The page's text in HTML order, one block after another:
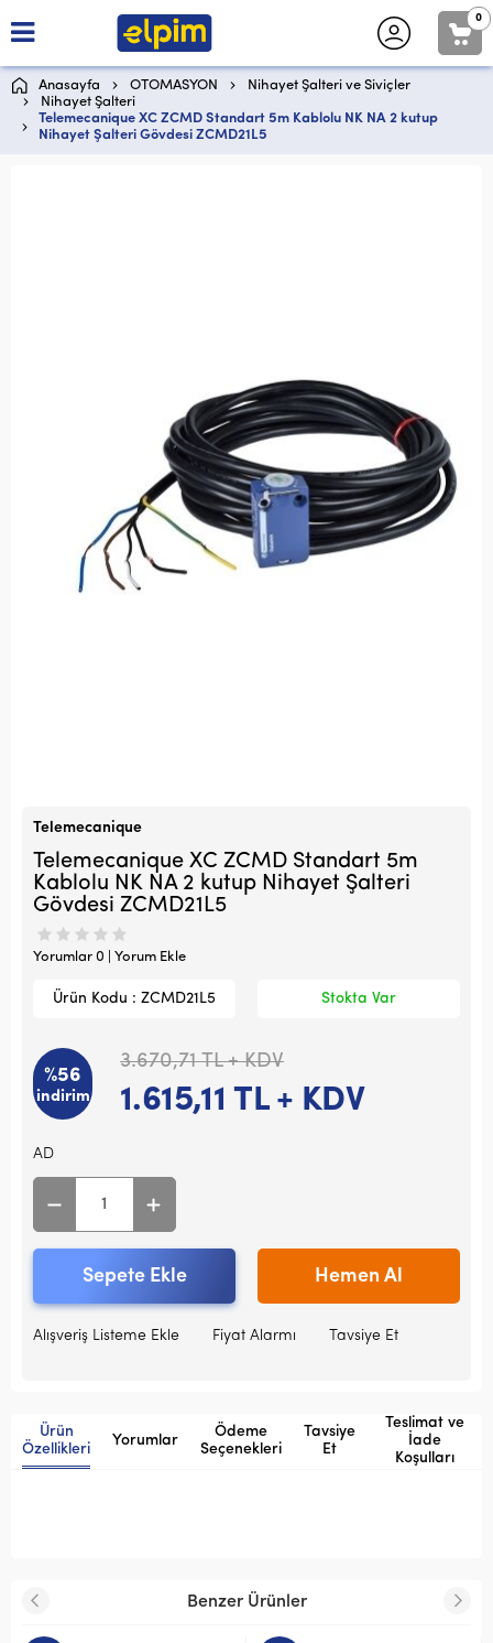
0
Anasayfa OTOMASYON
Nihayet Şalteri ve Siviçler
Nihayet Şalteri
Telemecanique XC ZCMD Standart 5m Kablolu NK NA 2 kutup
Nihayet Şalteri Gövdesi ZCMD21L5
Telemecanique
Telemecanique XC ZCMD Standart 5m
Kablolu NK NA 2 kutup Nihayet Şalteri
Gövdesi ZCMD21L5
Yorumlar 0 | Yorum Ekle
Ürün Kodu : ZCMD21L5 Stokta Var
%56
indirim
3.670,71TL + KDV
1.615,11 TL + KDV
AD
Sepete Ekle Hemen Al
Alışveriş Listeme Ekle Fiyat Alarmı Tavsiye Et
Ürün
Özellikleri
Yorumlar
Ödeme
Seçenekleri
Tavsiye
Et
Teslimat ve
İade
Koşulları
Benzer Ürünler